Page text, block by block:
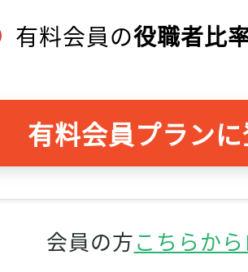
有料会員の役職者比
有料会員プラン
会員の方こちらか